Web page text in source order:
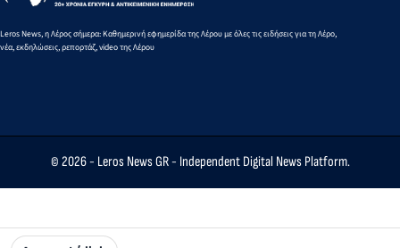
Leros News, η Λέρος σήμερα: Καθημερινή εφημερίδα της Λέρου με όλες τις ειδήσεις για τη Λέρο,
νέα, εκδηλώσεις, ρεπορτάζ, video της Λέρου
© 2026 - Leros News GR- Independent Digital News Platform.